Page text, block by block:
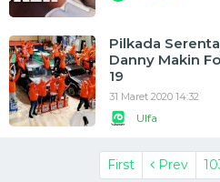
Pilkada
Danny Makin
19
31 Maret 2020 14:32
Ulfa
First Prev